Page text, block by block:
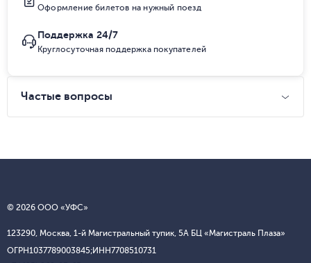
Оформление билетов на нужный поезд
Поддержка 24/7
Круглосуточная поддержка покупателей
Частые вопросы
© 2026 ООО «УФС»
123290, Москва, 1-й Магистральный тупик, 5А БЦ «Магистраль Плаза»
ОГРН1037789003845;ИНН7708510731